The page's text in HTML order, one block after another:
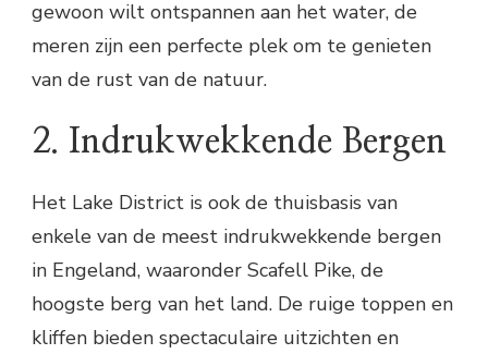
gewoon wilt ontspannen aan het water, de
meren zijn een perfecte plek om te genieten
van de rust van de natuur.
2. Indrukwekkende Bergen
Het Lake District is ook de thuisbasis van
enkele van de meest indrukwekkende bergen
in Engeland, waaronder Scafell Pike, de
hoogste berg van het land. De ruige toppen en
kliffen bieden spectaculaire uitzichten en